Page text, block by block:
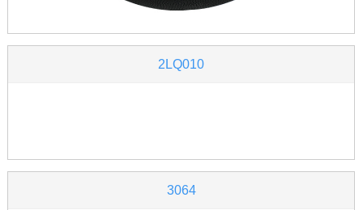
2LQ010
3064